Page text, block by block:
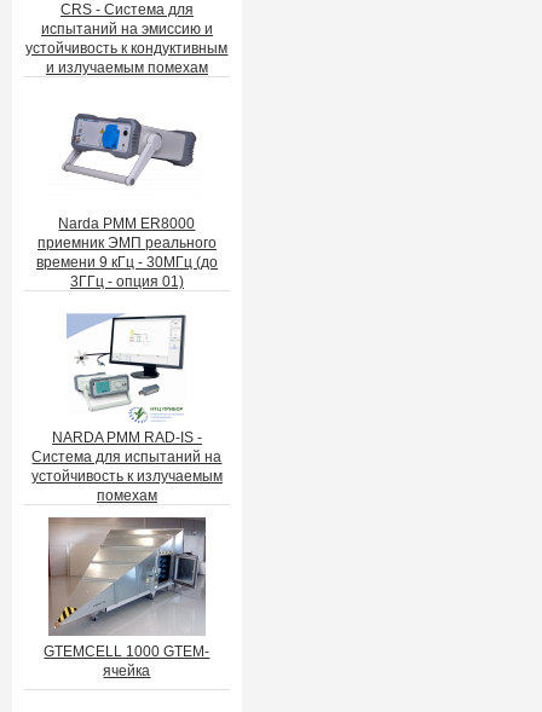
CRS - Система для
испытаний на эмиссию и
устойчивость к кондуктивным
и излучаемым помехам
Narda PMM ER8000
приемник ЭМП реального
времени 9 кГц - 30МГц (до
3ГГц - опция 01)
NARDA PMM RAD-IS -
Система для испытаний на
устойчивость к излучаемым
помехам
GTEMCELL 1000 GTEM-
ячейка